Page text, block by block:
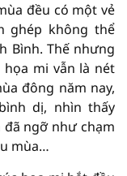
đều có một vẻ
ghép không thể
Bình. Thế nhưng
họa mi vẫn là nét
đông năm nay,
dị, nhìn thấy
ngỡ như chạm
mùa…